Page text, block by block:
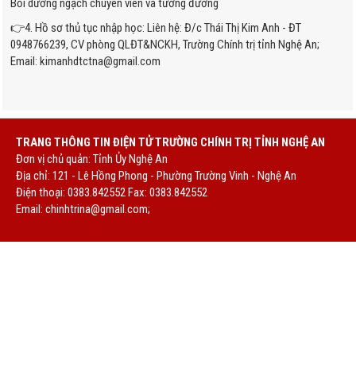
Bồi dưỡng ngạch chuyên viên và tương đương
👉4. Hồ sơ thủ tục nhập học: Liên hệ: Đ/c Thái Thị Kim Anh - ĐT
0948766239, CV phòng QLĐT&NCKH, Trường Chính trị tỉnh Nghệ An;
Email: kimanhdtctna@gmail.com
TRANG THÔNG TIN ĐIỆN TỬ TRƯỜNG CHÍNH TRỊ TỈNH NGHỆ AN
Đơn vị chủ quản: Tỉnh Ủy Nghệ An
Địa chỉ: 121 - Lê Hồng Phong - Phường Trường Vinh - Nghệ An
Điện thoại: 0383.842552 Fax: 0383.842552
Email: chinhtrina@gmail.com;